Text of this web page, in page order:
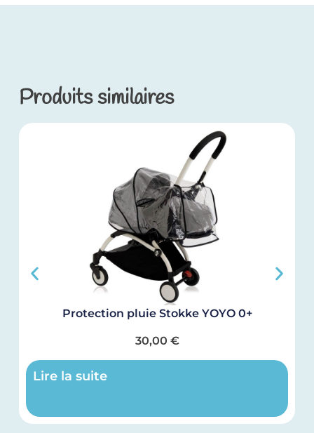
Produits similaires
Protection pluie Stokke YOYO 0+
30,00 €
Lire la suite